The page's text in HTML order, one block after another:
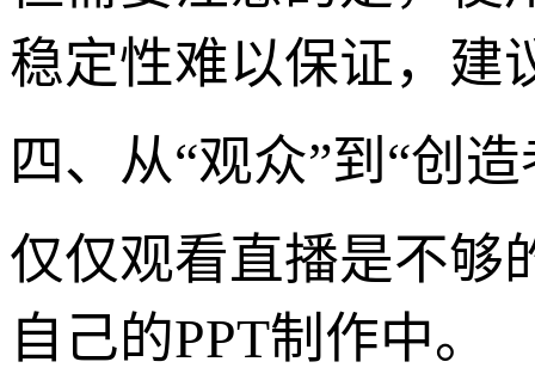
稳定性难以保证，建
四、从“观众”到“创
仅仅观看直播是不够
自己的PPT制作中。